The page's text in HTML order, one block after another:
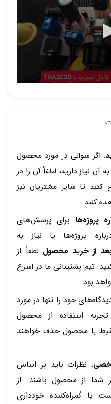
: اگر سوالی در مورد محصول
آن نیاز دارید، لطفاً آن را در
تا سایر مشتریان نیز
کنند.
پروژه‌ها: برای پرسش‌های
پروژه‌ها یا نیاز به
بعد از خرید محصول لطفاً از
تیم پشتیبانی ما در اسرع
بود.
خود را تنها در مورد
استفاده از محصول
با محصول حذف خواهند
: نظرات باید بر اساس
شما از محصول باشند. از
یا گمراه‌کننده خودداری